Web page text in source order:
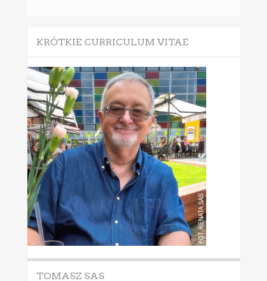
KRÓTKIE CURRICULUM VITAE
TOMASZ SAS